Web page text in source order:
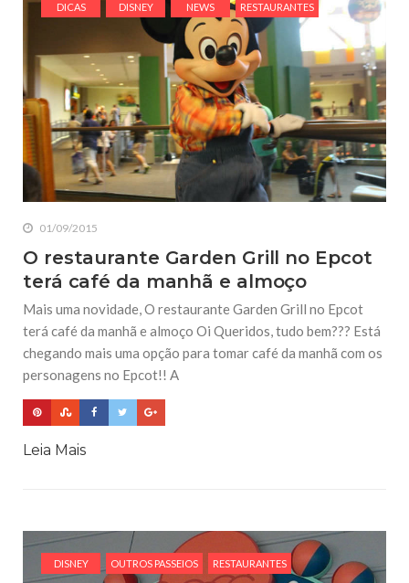
DICAS DISNEY NEWS RESTAURANTES
01/09/2015
O restaurante Garden Grill no Epcot
terá café da manhã e almoço
Mais uma novidade, O restaurante Garden Grill no Epcot
terá café da manhã e almoço Oi Queridos, tudo bem??? Está
chegando mais uma opção para tomar café da manhã com os
personagens no Epcot!! A
Leia Mais
DISNEY OUTROS PASSEIOS RESTAURANTES